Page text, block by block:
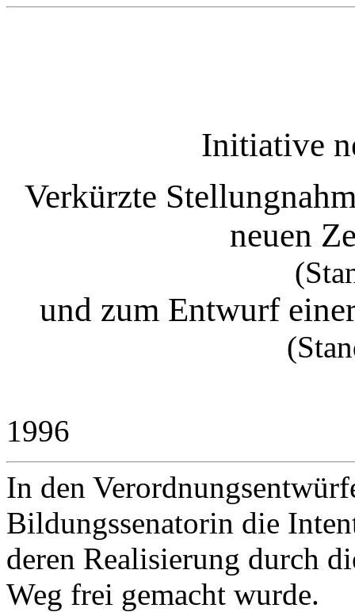
Initiative
Verkürzte
neuen
und zum Entwurf
1996
In den
Bildungssenatorin die
deren Realisierung durch
Weg frei gemacht wurde.